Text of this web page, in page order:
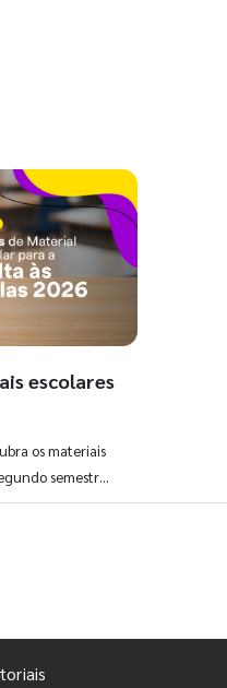
escolares
os materiais
semestre